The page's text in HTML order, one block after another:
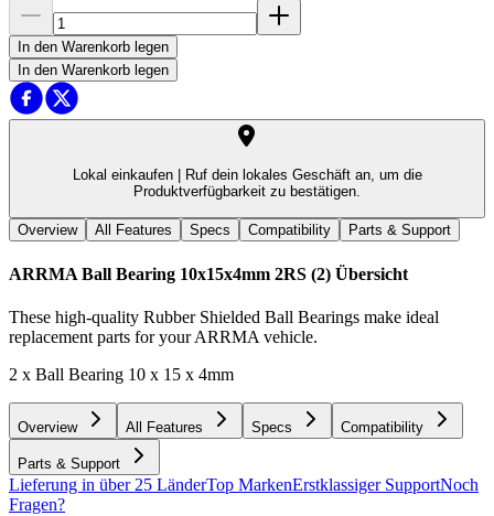
In den Warenkorb legen
In den Warenkorb legen
Lokal einkaufen |
Ruf dein lokales Geschäft an, um die
Produktverfügbarkeit zu bestätigen.
Overview All Features Specs Compatibility Parts & Support
ARRMA Ball Bearing 10x15x4mm 2RS (2) Übersicht
These high-quality Rubber Shielded Ball Bearings make ideal
replacement parts for your ARRMA vehicle.
2 x Ball Bearing 10 x 15 x 4mm
Overview All Features Specs Compatibility
Parts & Support
Lieferung in über 25 LänderTop MarkenErstklassiger SupportNoch
Fragen?